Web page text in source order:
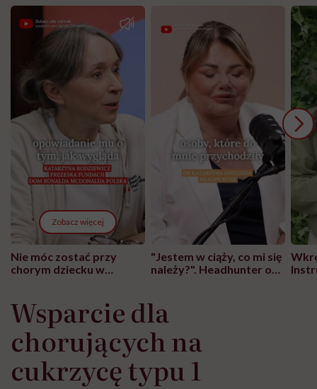
Zobacz więcej
Nie móc zostać przy
chorym dziecku w
może chyba tylko
głupota i brak
wyobraźni"
"Jestem w ciąży, co mi się
należy?". Headhunter o
pracy
Wsparcie dla
chorujących na
cukrzycę typu 1